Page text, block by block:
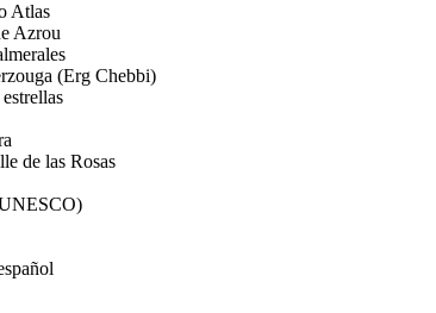
Atlas
Azrou
(Erg Chebbi)
de las Rosas